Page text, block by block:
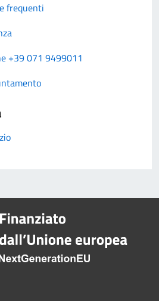
frequenti
+39 071 9499011